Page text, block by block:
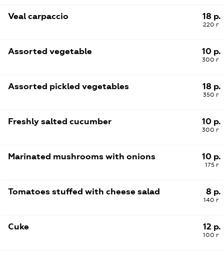
18 р.
220 г
Veal carpaccio
10 р.
300 г
Assorted vegetable
18 р.
350 г
Assorted pickled vegetables
10 р.
300 г
Freshly salted cucumber
10 р.
175 г
Marinated mushrooms with onions
8 р.
140 г
Tomatoes stuffed with cheese salad
12 р.
100 г
Cuke